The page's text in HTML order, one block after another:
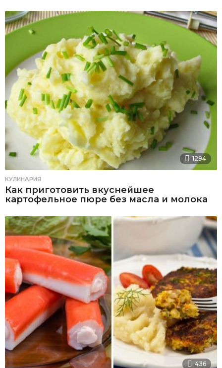
1294
КУЛИНАРИЯ
Как приготовить вкуснейшее
картофельное пюре без масла и молока
436